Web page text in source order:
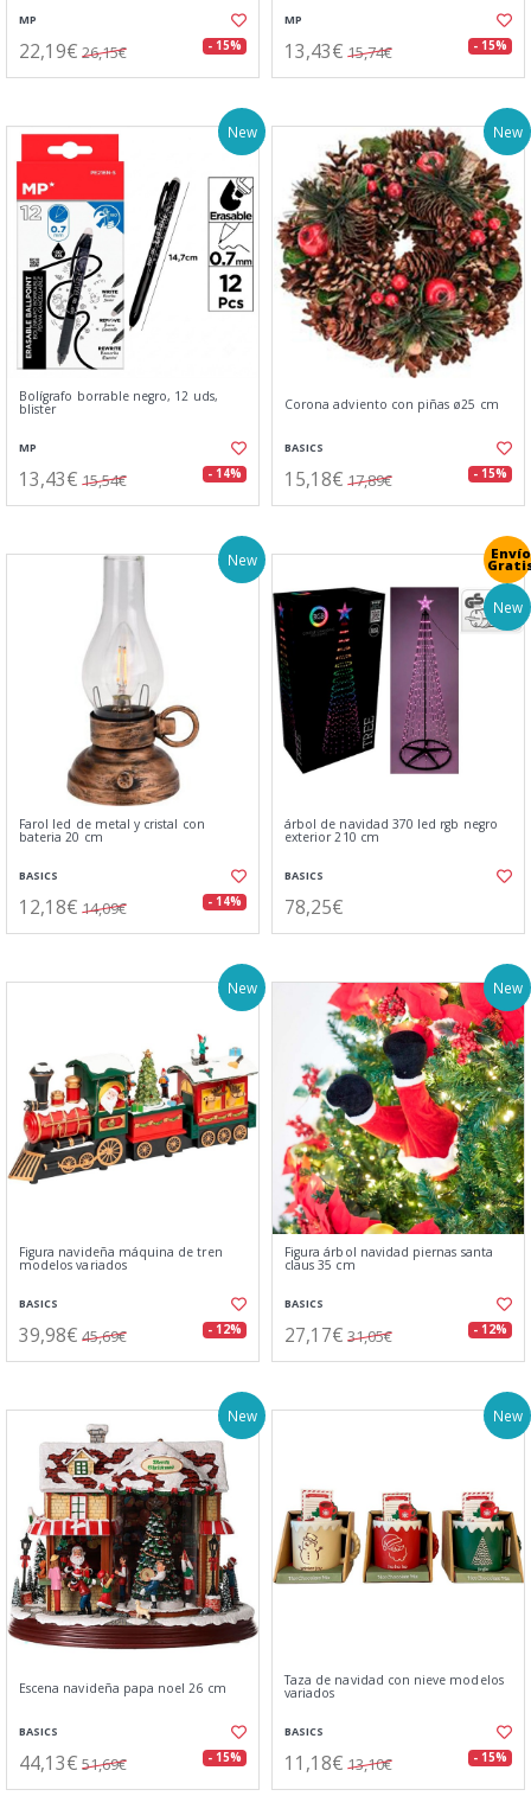
MP
22,19€ 26,15€ - 15%
MP
13,43€ 15,74€ - 15%
New
Bolígrafo borrable negro, 12 uds,
blister
MP
13,43€ 15,54€ - 14%
New
Corona adviento con piñas ø25 cm
BASICS
15,18€ 17,89€ - 15%
New
Farol led de metal y cristal con
bateria 20 cm
BASICS
12,18€ 14,09€ - 14%
Envío
New
árbol de navidad 370 led rgb negro
exterior 210 cm
BASICS
78,25€
New
Figura navideña máquina de tren
modelos variados
BASICS
39,98€ 45,69€ - 12%
New
Figura árbol navidad piernas santa
claus 35 cm
BASICS
27,17€ 31,05€ - 12%
New
Escena navideña papa noel 26 cm
BASICS
44,13€ 51,69€ - 15%
New
Taza de navidad con nieve modelos
variados
BASICS
11,18€ 13,10€ - 15%